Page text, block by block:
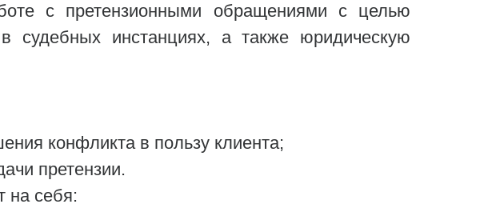
с претензионными обращениями с целью
судебных инстанциях, а также юридическую
конфликта в пользу клиента;
претензии.
на себя: